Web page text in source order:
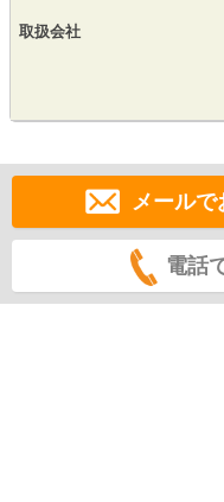
取扱会社
メールで
電話